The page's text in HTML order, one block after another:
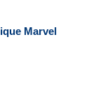
Marvel